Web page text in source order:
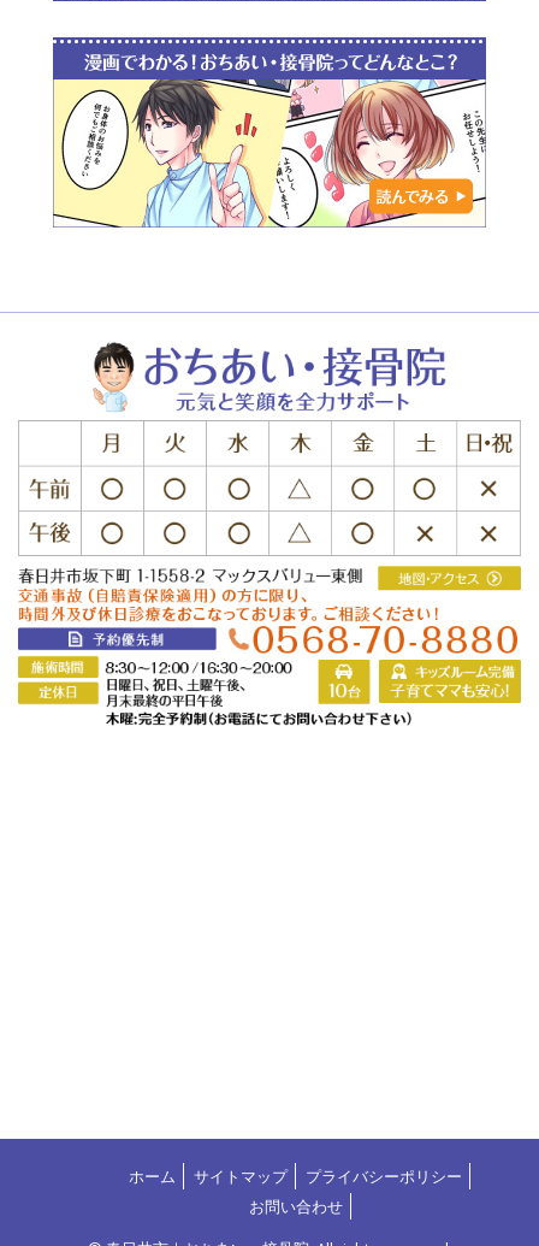
ホーム サイトマップ
プライバシーポリシー
お問い合わせ